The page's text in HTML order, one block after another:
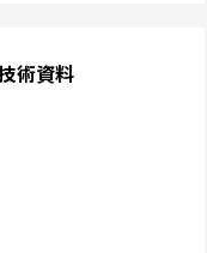
術資料